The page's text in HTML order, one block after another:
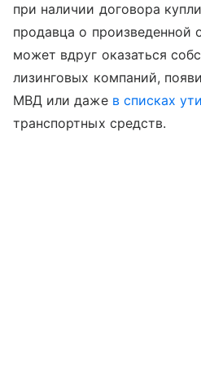
при наличии договора
продавца о произведенной
может вдруг оказаться
лизинговых компаний,
МВД или даже в списках
транспортных средств.